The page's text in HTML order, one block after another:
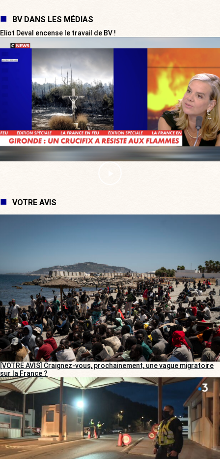
BV DANS LES MÉDIAS
Eliot Deval encense le travail de BV !
VOTRE AVIS
[VOTRE AVIS] Craignez-vous, prochainement, une vague migratoire
sur la France ?